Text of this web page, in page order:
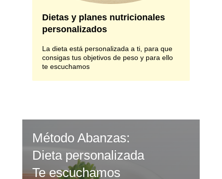
Dietas y planes nutricionales
personalizados
La dieta está personalizada a ti, para que
consigas tus objetivos de peso y para ello
te escuchamos
Método Abanzas:
Dieta personalizada
Te escuchamos